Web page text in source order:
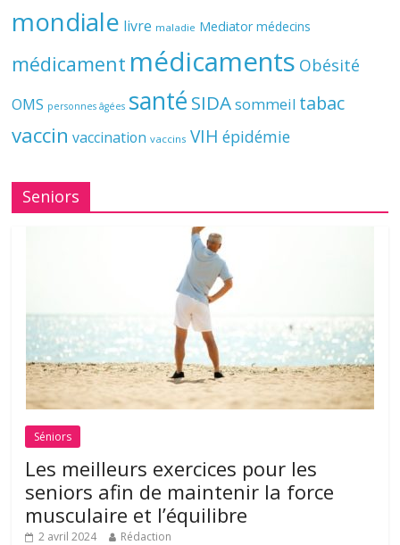
mondiale livre maladie Mediator médecins
médicament médicaments Obésité
OMS personnes âgées santé SIDAsommeil tabac
vaccin vaccination vaccins VIH épidémie
Seniors
Séniors
Les meilleurs exercices pour les
seniors afin de maintenir la force
musculaire et l’équilibre
2 avril 2024 Rédaction